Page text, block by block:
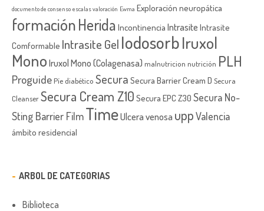
documento de consenso escalas valoración Ewma Exploración neuropática
formaciónHerida Incontinencia Intrasite Intrasite
Comformable Intrasite Gel IodosorbIruxol
MonoIruxol Mono (Colagenasa) malnutricion nutrición PLH
Proguide Píe diabético Secura Secura Barrier Cream D Secura
CleanserSecura Cream Z10 Secura EPC Z30 Secura No-
Sting Barrier FilmTimeUlcera venosa uppValencia
ámbito residencial
ARBOL DE CATEGORIAS
Biblioteca